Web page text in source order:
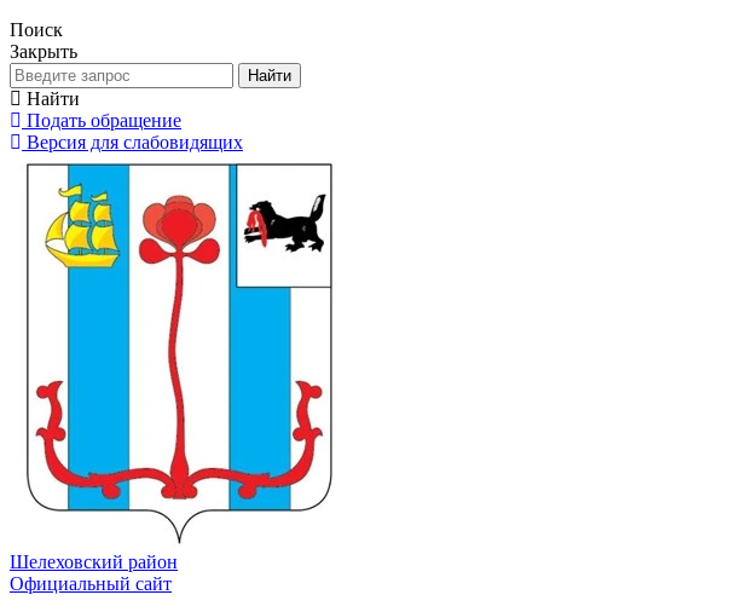
Поиск
Закрыть
Найти
Найти
Подать обращение
Версия для слабовидящих
Шелеховский район
Официальный сайт